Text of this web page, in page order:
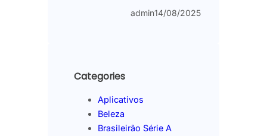
admin14/08/2025
Categories
Aplicativos
Beleza
Brasileirão Série A